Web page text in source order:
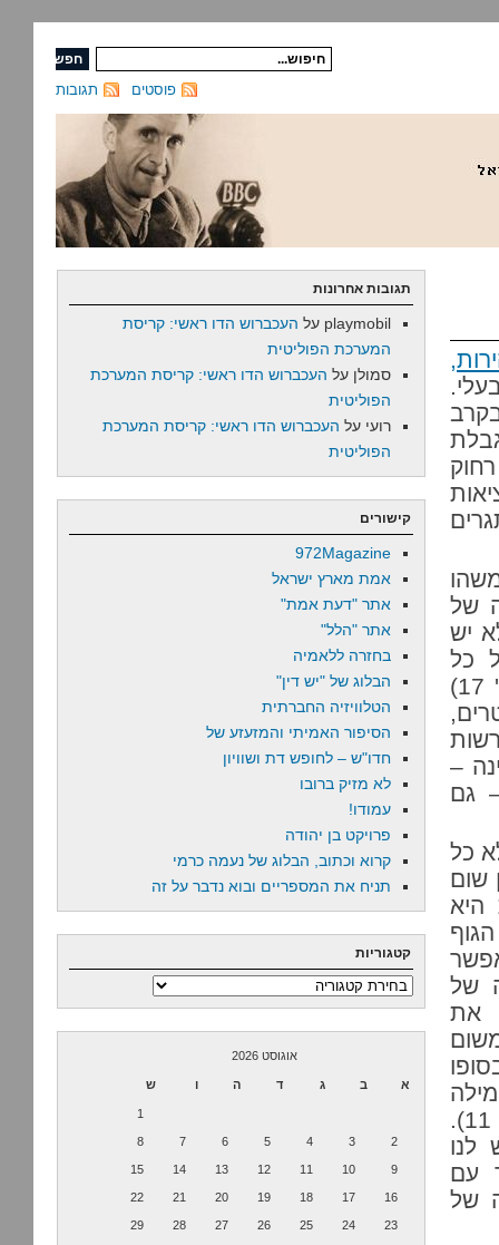
תגובות פוסטים
של
יש
על כל
האזרחים היהודים של המדינה. על צה"ל הוא אומר (עמ' 17)
–
גם
כל
שאין שום
היא
של
את
דמוקרטיה, רשאי להשתתף במילה שותפות" (עמ' 11).
לנו
עם
של
תגובות אחרונות
playmobil על העכברוש הדו ראשי: קריסת
המערכת הפוליטית
סמולן על העכברוש הדו ראשי: קריסת המערכת
הפוליטית
רועי על העכברוש הדו ראשי: קריסת המערכת
הפוליטית
קישורים
972Magazine
אמת מארץ ישראל
אתר "דעת אמת"
אתר "הלל"
בחזרה ללאמיה
הבלוג של "יש דין"
הטלוויזיה החברתית
הסיפור האמיתי והמזעזע של
חדו"ש – לחופש דת ושוויון
לא מזיק ברובו
עמודו!
פרויקט בן יהודה
קרוא וכתוב, הבלוג של נעמה כרמי
תניח את המספריים ובוא נדבר על זה
קטגוריות
קטגוריות
אוגוסט 2026
א ב ג ד ה ו ש
1
2
3
4
5
6
7
8
9
10
11
12
13
14
15
16
17
18
19
20
21
22
23
24
25
26
27
28
29